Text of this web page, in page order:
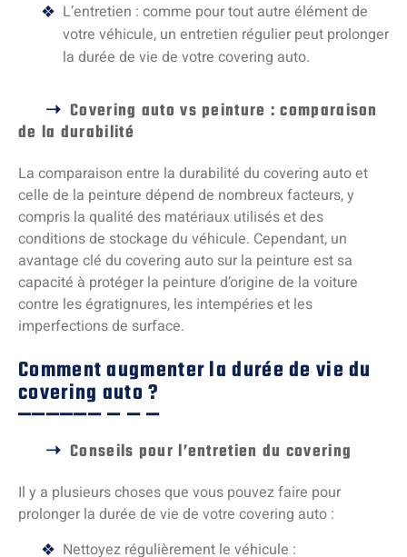
L’entretien : comme pour tout autre élément de
votre véhicule, un entretien régulier peut prolonger
la durée de vie de votre covering auto.
Covering auto vs peinture : comparaison
de la durabilité
La comparaison entre la durabilité du covering auto et
celle de la peinture dépend de nombreux facteurs, y
compris la qualité des matériaux utilisés et des
conditions de stockage du véhicule. Cependant, un
avantage clé du covering auto sur la peinture est sa
capacité à protéger la peinture d’origine de la voiture
contre les égratignures, les intempéries et les
imperfections de surface.
Comment augmenter la durée de vie du
covering auto ?
Conseils pour l’entretien du covering
Il y a plusieurs choses que vous pouvez faire pour
prolonger la durée de vie de votre covering auto :
Nettoyez régulièrement le véhicule :